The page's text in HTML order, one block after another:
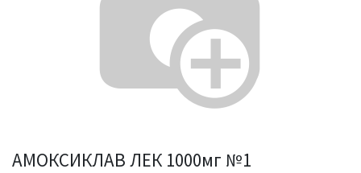
АМОКСИКЛАВ ЛЕК 1000мг №1